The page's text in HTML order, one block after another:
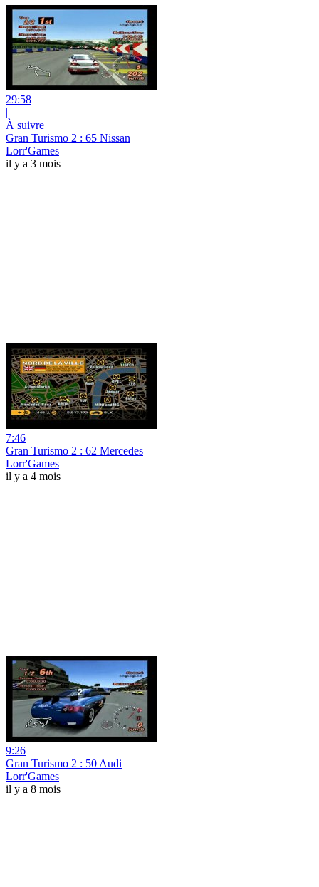
29:58
|
À suivre
Gran Turismo 2 : 65 Nissan
Lorr'Games
il y a 3 mois
7:46
Gran Turismo 2 : 62 Mercedes
Lorr'Games
il y a 4 mois
9:26
Gran Turismo 2 : 50 Audi
Lorr'Games
il y a 8 mois